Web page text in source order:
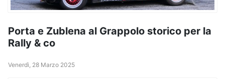
Porta e Zublena al Grappolo storico per la
Rally & co
Venerdì, 28 Marzo 2025